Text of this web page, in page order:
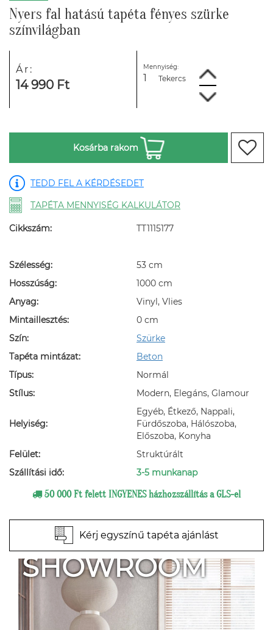
Nyers fal hatású tapéta fényes szürke
színvilágban
Ár:
14 990 Ft
Mennyiség:
Tekercs
Kosárba rakom
TEDD FEL A KÉRDÉSEDET
TAPÉTA MENNYISÉG KALKULÁTOR
Cikkszám: TT1115177
Szélesség:
53 cm
Hosszúság:
1000 cm
Anyag:
Vinyl, Vlies
Mintaillesztés:
0 cm
Szín:
Szürke
Tapéta mintázat:
Beton
Típus:
Normál
Stílus:
Modern, Elegáns, Glamour
Helyiség:
Egyéb, Étkező, Nappali,
Fürdőszoba, Hálószoba,
Előszoba, Konyha
Felület:
Struktúrált
Szállítási idő:
3-5 munkanap
50 000 Ft felett INGYENES házhozszállítás a GLS-el
Kérj egyszínű tapéta ajánlást
SHOWROOM